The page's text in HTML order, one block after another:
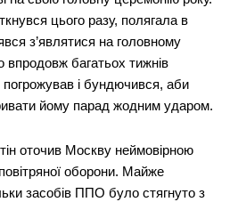
цього разу, полягала в
з’являтися на головному
багатьох тижнів
погрожував і бундючився, аби
йому парад жодним ударом.
оточив Москву неймовірною
оборони. Майже
засобів ППО було стягнуто з